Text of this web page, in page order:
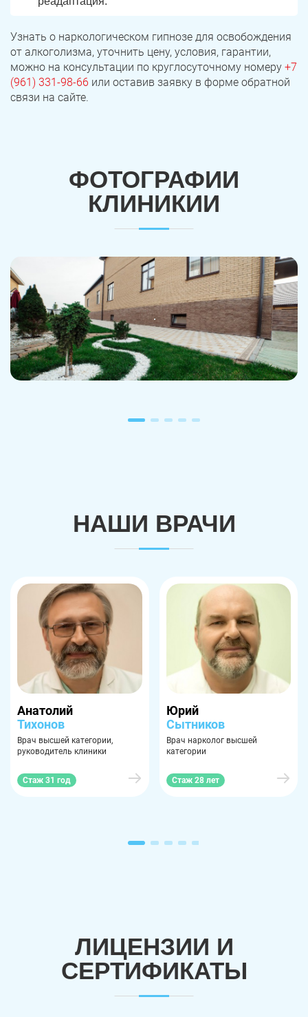
Узнать о наркологическом гипнозе для освобождения
от алкоголизма, уточнить цену, условия, гарантии,
можно на консультации по круглосуточному номеру +7
(961) 331-98-66 или оставив заявку в форме обратной
связи на сайте.
ФОТОГРАФИИ
КЛИНИКИИ
НАШИ ВРАЧИ
Анатолий
Тихонов
Врач высшей категории,
руководитель клиники
Стаж 31 год
Юрий
Сытников
Врач нарколог высшей
категории
Стаж 28 лет
ЛИЦЕНЗИИ И
СЕРТИФИКАТЫ